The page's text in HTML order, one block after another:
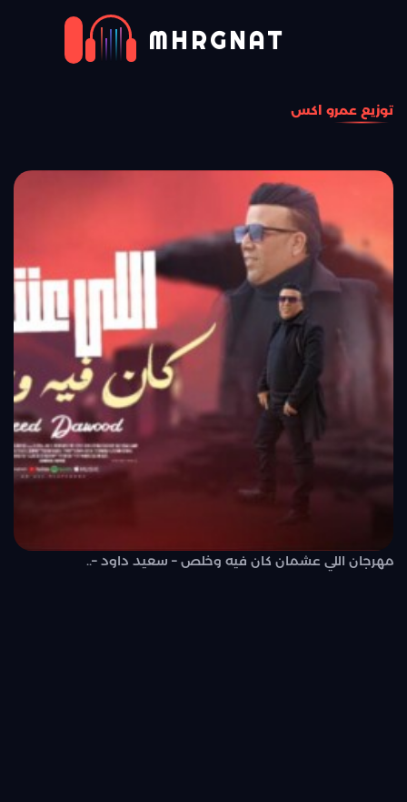
MHRGNAT
توزيع عمرو اكس
مهرجان اللي عشمان كان فيه وخلص – سعيد داود –..